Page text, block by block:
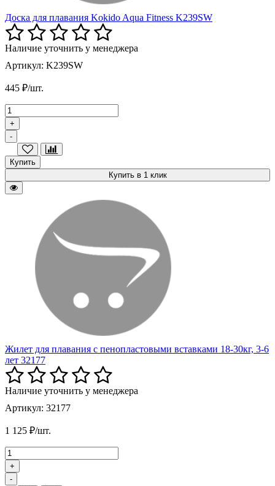
Доска для плавания Kokido Aqua Fitness K239SW
Наличие уточнить у менеджера
Артикул: K239SW
445 ₽/шт.
+
-
Купить
Купить в 1 клик
Жилет для плавания с пенопластовыми вставками 18-30кг, 3-6
лет 32177
Наличие уточнить у менеджера
Артикул: 32177
1 125 ₽/шт.
+
-